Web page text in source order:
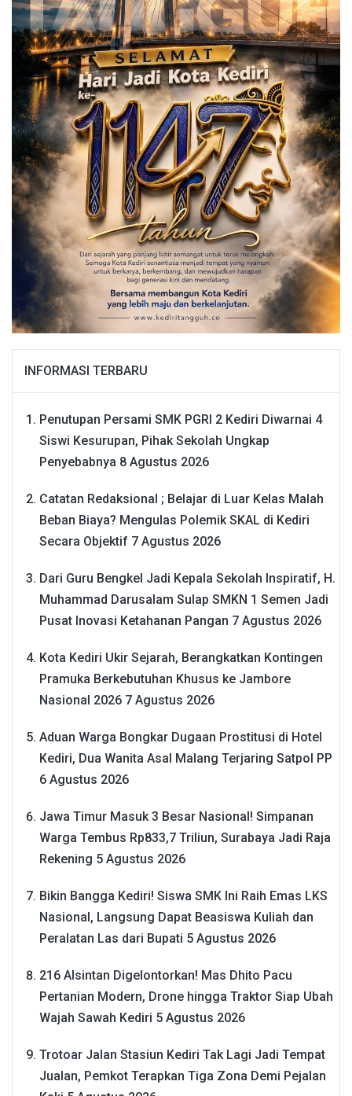
INFORMASI TERBARU
Penutupan Persami SMK PGRI 2 Kediri Diwarnai 4
Siswi Kesurupan, Pihak Sekolah Ungkap
Penyebabnya 8 Agustus 2026
Catatan Redaksional ; Belajar di Luar Kelas Malah
Beban Biaya? Mengulas Polemik SKAL di Kediri
Secara Objektif 7 Agustus 2026
Dari Guru Bengkel Jadi Kepala Sekolah Inspiratif, H.
Muhammad Darusalam Sulap SMKN 1 Semen Jadi
Pusat Inovasi Ketahanan Pangan 7 Agustus 2026
Kota Kediri Ukir Sejarah, Berangkatkan Kontingen
Pramuka Berkebutuhan Khusus ke Jambore
Nasional 2026 7 Agustus 2026
Aduan Warga Bongkar Dugaan Prostitusi di Hotel
Kediri, Dua Wanita Asal Malang Terjaring Satpol PP
6 Agustus 2026
Jawa Timur Masuk 3 Besar Nasional! Simpanan
Warga Tembus Rp833,7 Triliun, Surabaya Jadi Raja
Rekening 5 Agustus 2026
Bikin Bangga Kediri! Siswa SMK Ini Raih Emas LKS
Nasional, Langsung Dapat Beasiswa Kuliah dan
Peralatan Las dari Bupati 5 Agustus 2026
216 Alsintan Digelontorkan! Mas Dhito Pacu
Pertanian Modern, Drone hingga Traktor Siap Ubah
Wajah Sawah Kediri 5 Agustus 2026
Trotoar Jalan Stasiun Kediri Tak Lagi Jadi Tempat
Jualan, Pemkot Terapkan Tiga Zona Demi Pejalan